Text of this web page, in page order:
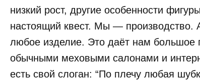
низкий рост, другие особенности
настоящий квест. Мы — производство.
любое изделие. Это даёт нам большое
обычными меховыми салонами и
есть свой слоган: “По плечу любая